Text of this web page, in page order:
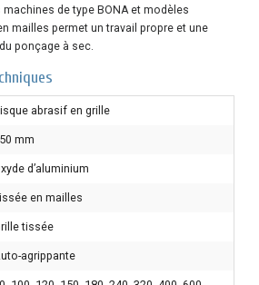
de type BONA et modèles
mailles permet un travail propre et une
ponçage à sec.
abrasif en grille
mm
d’aluminium
en mailles
tissée
agrippante